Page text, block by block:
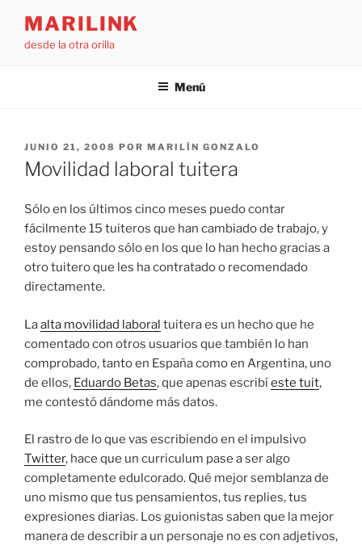
contenido
MARILINK
desde la otra orilla
Menú
PUBLICADO
EL
JUNIO 21, 2008 POR MARILÍN GONZALO
Movilidad laboral tuitera
Sólo en los últimos cinco meses puedo contar
fácilmente 15 tuiteros que han cambiado de trabajo, y
estoy pensando sólo en los que lo han hecho gracias a
otro tuitero que les ha contratado o recomendado
directamente.
Laalta movilidad laboral tuitera es un hecho que he
comentado con otros usuarios que también lo han
comprobado, tanto en España como en Argentina, uno
de ellos, Eduardo Betas, que apenas escribíeste tuit,
me contestó dándome más datos.
El rastro de lo que vas escribiendo en el impulsivo
Twitter, hace que un curriculum pase a ser algo
completamente edulcorado. Qué mejor semblanza de
uno mismo que tus pensamientos, tus replies, tus
expresiones diarias. Los guionistas saben que la mejor
manera de describir a un personaje no es con adjetivos,